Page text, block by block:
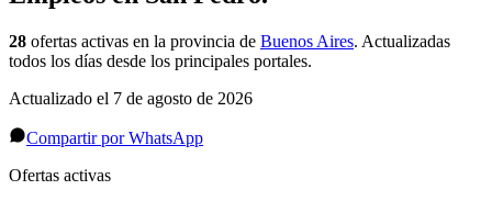
28 ofertas activas en la provincia de Buenos Aires. Actualizadas
todos los días desde los principales portales.
Actualizado el 7 de agosto de 2026
Compartir por WhatsApp
Ofertas activas